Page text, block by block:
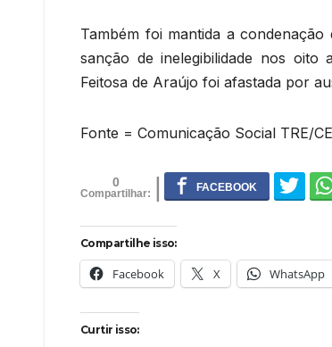
Também foi mantida a
sanção de inelegibilidade nos oito
Feitosa de Araújo foi afastada por
Fonte = Comunicação Social TRE/CE
0
Compartilhe isso:
Facebook X WhatsApp
Curtir isso: